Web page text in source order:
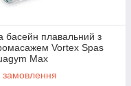
басейн плавальний з
Vortex Spas
Max
замовлення